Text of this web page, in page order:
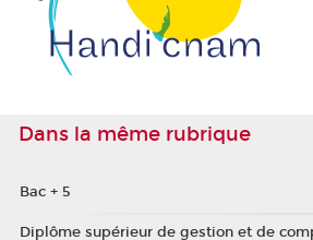
Dans la même rubrique
Bac + 5
Diplôme supérieur de gestion et de